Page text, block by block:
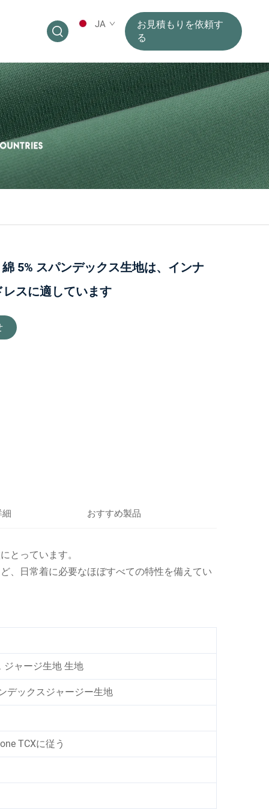
JA
お見積もりを依頼す
る
5% スパンデックス生地は、インナ
スに適しています
細 おすすめ製品
とっています。
、日常着に必要なほぼすべての特性を備えてい
ジャージ生地 生地
デックスジャージー生地
TCXに従う